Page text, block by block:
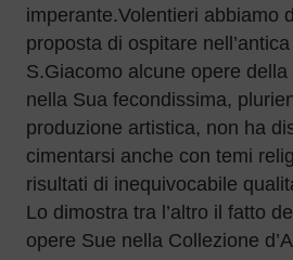
imperante.Volentieri abbiamo
proposta di ospitare
S.Giacomo alcune opere
nella Sua fecondissima,
produzione artistica, non ha
cimentarsi anche con temi
risultati di inequivocabile
Lo dimostra tra l’altro il fatto
opere Sue nella Collezione